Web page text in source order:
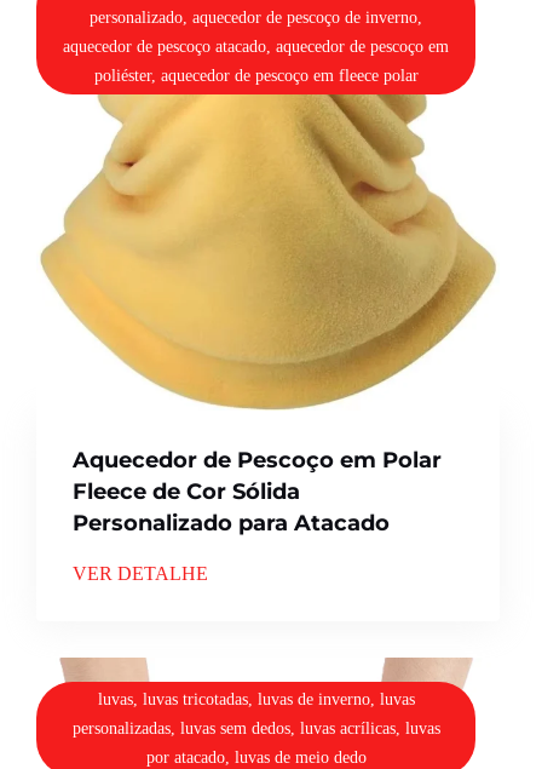
personalizado, aquecedor de pescoço de inverno,
aquecedor de pescoço atacado, aquecedor de pescoço em
poliéster, aquecedor de pescoço em fleece polar
Aquecedor de Pescoço em Polar
Fleece de Cor Sólida
Personalizado para Atacado
VER DETALHE
luvas, luvas tricotadas, luvas de inverno, luvas
personalizadas, luvas sem dedos, luvas acrílicas, luvas
por atacado, luvas de meio dedo